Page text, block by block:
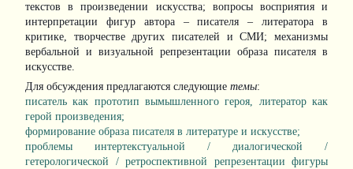
текстов в произведении искусства; вопросы восприятия и
интерпретации фигур автора – писателя – литератора в
критике, творчестве других писателей и СМИ; механизмы
вербальной и визуальной репрезентации образа писателя в
искусстве.
Для обсуждения предлагаются следующие темы:
писатель как прототип вымышленного героя, литератор как
герой произведения;
формирование образа писателя в литературе и искусстве;
проблемы интертекстуальной / диалогической /
гетерологической / ретроспективной репрезентации фигуры